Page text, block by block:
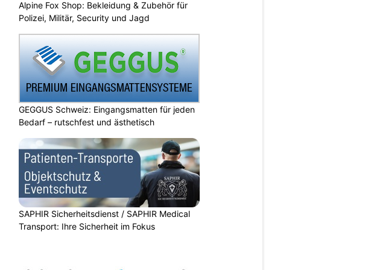
Alpine Fox Shop: Bekleidung & Zubehör für
Polizei, Militär, Security und Jagd
GEGGUS Schweiz: Eingangsmatten für jeden
Bedarf – rutschfest und ästhetisch
SAPHIR Sicherheitsdienst / SAPHIR Medical
Transport: Ihre Sicherheit im Fokus